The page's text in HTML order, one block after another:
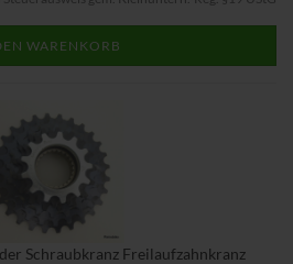
WARENKORB
Schraubkranz Freilaufzahnkranz